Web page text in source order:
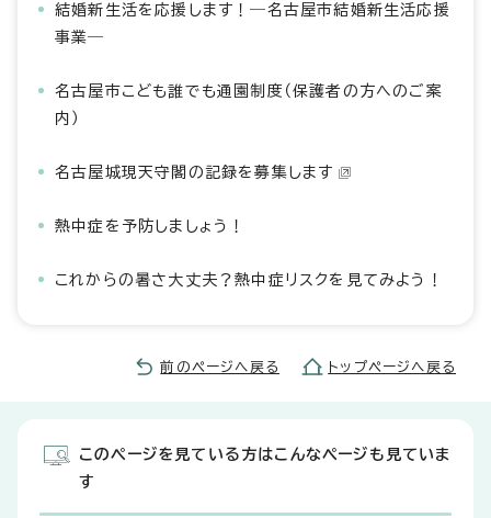
結婚新生活を応援します！―名古屋市結婚新生活応援
事業―
名古屋市こども誰でも通園制度（保護者の方へのご案
内）
名古屋城現天守閣の記録を募集します
熱中症を予防しましょう！
これからの暑さ大丈夫？熱中症リスクを見てみよう！
前のページへ戻る トップページへ戻る
このページを見ている方はこんなページも見ていま
す